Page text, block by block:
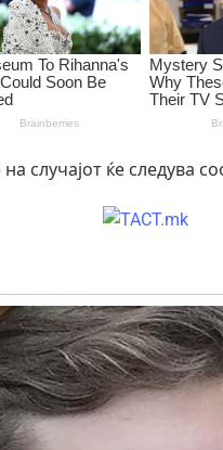
случајот ќе следува